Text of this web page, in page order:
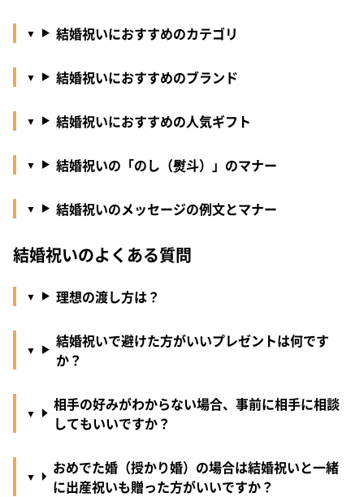
結婚祝いにおすすめのカテゴリ
結婚祝いにおすすめのブランド
結婚祝いにおすすめの人気ギフト
結婚祝いの「のし（熨斗）」のマナー
結婚祝いのメッセージの例文とマナー
結婚祝いのよくある質問
理想の渡し方は？
結婚祝いで避けた方がいいプレゼントは何です
か？
相手の好みがわからない場合、事前に相手に相談
してもいいですか？
おめでた婚（授かり婚）の場合は結婚祝いと一緒
に出産祝いも贈った方がいいですか？